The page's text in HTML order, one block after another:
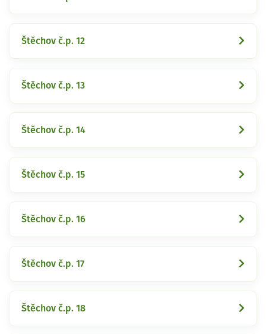
Štěchov č.p. 12
Štěchov č.p. 13
Štěchov č.p. 14
Štěchov č.p. 15
Štěchov č.p. 16
Štěchov č.p. 17
Štěchov č.p. 18